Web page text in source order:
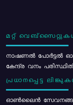
മറ്റ്
നാഷണൽ പോർട്ടൽ
കേന്ദ്ര വനം
പ്രധാനപ്പെട്ട
ഓൺലൈൻ